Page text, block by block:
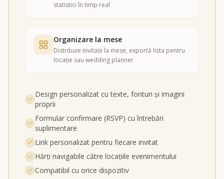
statistici în timp real
Organizare la mese
Distribuie invitații la mese, exportă lista pentru
locație sau wedding planner
Design personalizat cu texte, fonturi și imagini
proprii
Formular confirmare (RSVP) cu întrebări
suplimentare
Link personalizat pentru fiecare invitat
Hărți navigabile către locațiile evenimentului
Compatibil cu orice dispozitiv